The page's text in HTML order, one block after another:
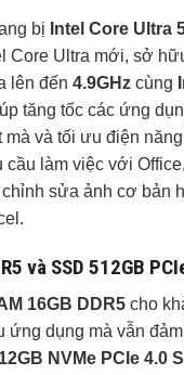
bị Intel Core Ultra
Core Ultra mới, sở
lên đến 4.9GHz cùng
tăng tốc các ứng
và tối ưu điện
cầu làm việc với
chỉnh sửa ảnh cơ bản
và SSD 512GB
16GB DDR5 cho
ứng dụng mà vẫn
NVMe PCIe 4.0